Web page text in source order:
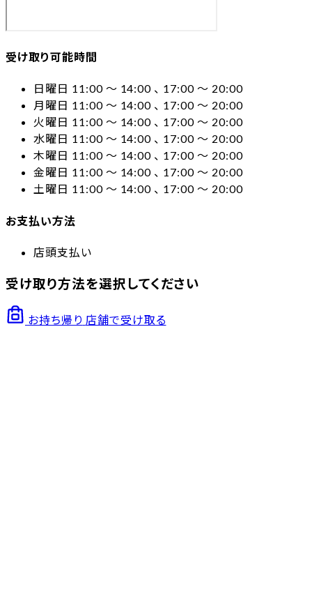
受け取り可能時間
日曜日 11:00 〜 14:00 、 17:00 〜 20:00
月曜日 11:00 〜 14:00 、 17:00 〜 20:00
火曜日 11:00 〜 14:00 、 17:00 〜 20:00
水曜日 11:00 〜 14:00 、 17:00 〜 20:00
木曜日 11:00 〜 14:00 、 17:00 〜 20:00
金曜日 11:00 〜 14:00 、 17:00 〜 20:00
土曜日 11:00 〜 14:00 、 17:00 〜 20:00
お支払い方法
店頭支払い
受け取り方法を選択してください
お持ち帰り 店舗で受け取る